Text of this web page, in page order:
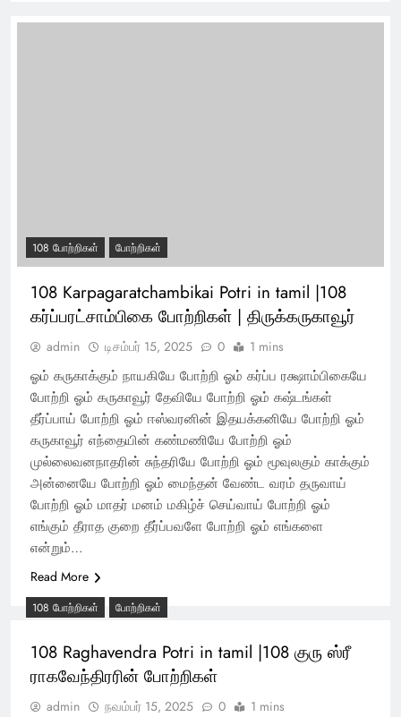
108 போற்றிகள் போற்றிகள்
108 Karpagaratchambikai Potri in tamil |108
கர்ப்பரட்சாம்பிகை போற்றிகள் | திருக்கருகாவூர்
admin டிசம்பர் 15, 2025 0 1 mins
ஓம் கருகாக்கும் நாயகியே போற்றி ஓம் கர்ப்ப ரக்ஷாம்பிகையே
போற்றி ஓம் கருகாவூர் தேவியே போற்றி ஓம் கஷ்டங்கள்
தீர்ப்பாய் போற்றி ஓம் ஈஸ்வரனின் இதயக்கனியே போற்றி ஓம்
கருகாவூர் எந்தையின் கண்மணியே போற்றி ஓம்
முல்லைவனநாதரின் சுந்தரியே போற்றி ஓம் மூவுலகும் காக்கும்
அன்னையே போற்றி ஓம் மைந்தன் வேண்ட வரம் தருவாய்
போற்றி ஓம் மாதர் மனம் மகிழ்ச் செய்வாய் போற்றி ஓம்
எங்கும் தீராத குறை தீர்ப்பவளே போற்றி ஓம் எங்களை
என்றும்…
Read More
108 போற்றிகள் போற்றிகள்
108 Raghavendra Potri in tamil |108 குரு ஸ்ரீ
ராகவேந்திரரின் போற்றிகள்
admin நவம்பர் 15, 2025 0 1 mins